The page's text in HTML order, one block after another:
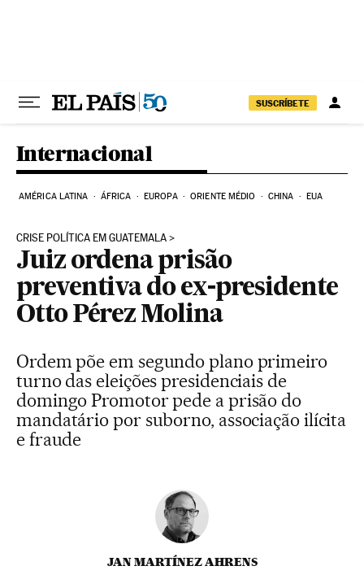
SUSCRÍBETE
Internacional
AMÉRICA LATINA ÁFRICA EUROPA ORIENTE MÉDIO CHINA EUA
CRISE POLÍTICA EM GUATEMALA
Juiz ordena prisão
preventiva do ex-presidente
Otto Pérez Molina
Ordem põe em segundo plano primeiro
turno das eleições presidenciais de
domingo Promotor pede a prisão do
mandatário por suborno, associação ilícita
e fraude
JAN MARTÍNEZ AHRENS